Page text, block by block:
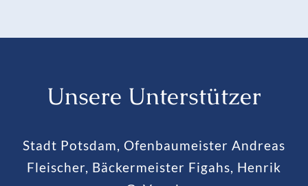
Unsere Unterstützer
Stadt Potsdam, Ofenbaumeister Andreas
Fleischer, Bäckermeister Figahs, Henrik